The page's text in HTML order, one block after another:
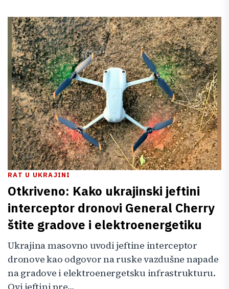
RAT U UKRAJINI
Otkriveno: Kako ukrajinski jeftini
interceptor dronovi General Cherry
štite gradove i elektroenergetiku
Ukrajina masovno uvodi jeftine interceptor
dronove kao odgovor na ruske vazdušne napade
na gradove i elektroenergetsku infrastrukturu.